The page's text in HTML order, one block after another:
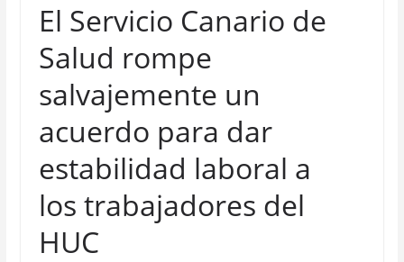
El Servicio Canario de
Salud rompe
salvajemente un
acuerdo para dar
estabilidad laboral a
los trabajadores del
HUC